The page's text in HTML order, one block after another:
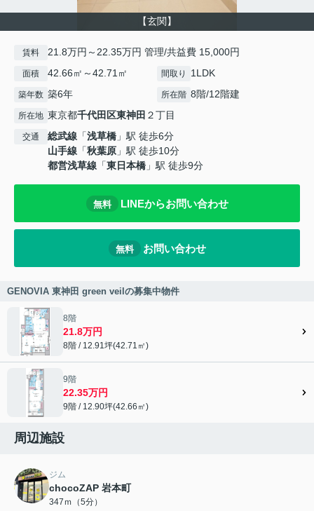
【玄関】
賃料 21.8万円～22.35万円 管理/共益費 15,000円
面積 42.66㎡～42.71㎡ 間取り 1LDK
築年数 築6年 所在階 8階/12階建
所在地 東京都千代田区東神田 ２丁目
交通 総武線 「浅草橋 」駅 徒歩6分
山手線 「秋葉原 」駅 徒歩10分
都営浅草線 「東日本橋 」駅 徒歩9分
無料 LINEからお問い合わせ
無料 お問い合わせ
GENOVIA 東神田 green veilの募集中物件
8階
21.8万円
8階 / 12.91坪(42.71㎡)
9階
22.35万円
9階 / 12.90坪(42.66㎡)
周辺施設
ジム
chocoZAP 岩本町
347ｍ（5分）